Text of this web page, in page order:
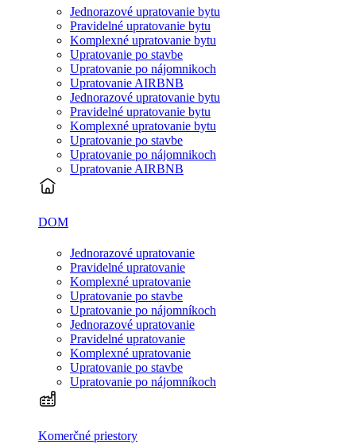
Jednorazové upratovanie bytu
Pravidelné upratovanie bytu
Komplexné upratovanie bytu
Upratovanie po stavbe
Upratovanie po nájomnikoch
Upratovanie AIRBNB
Jednorazové upratovanie bytu
Pravidelné upratovanie bytu
Komplexné upratovanie bytu
Upratovanie po stavbe
Upratovanie po nájomnikoch
Upratovanie AIRBNB
DOM
Jednorazové upratovanie
Pravidelné upratovanie
Komplexné upratovanie
Upratovanie po stavbe
Upratovanie po nájomníkoch
Jednorazové upratovanie
Pravidelné upratovanie
Komplexné upratovanie
Upratovanie po stavbe
Upratovanie po nájomníkoch
Komerčné priestory